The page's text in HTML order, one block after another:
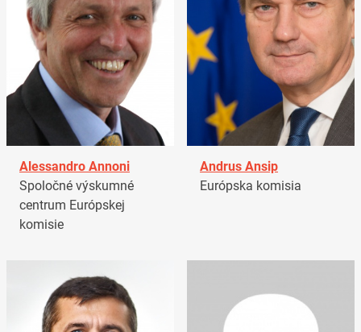
Alessandro Annoni
Spoločné výskumné
centrum Európskej
komisie
Andrus Ansip
Európska komisia